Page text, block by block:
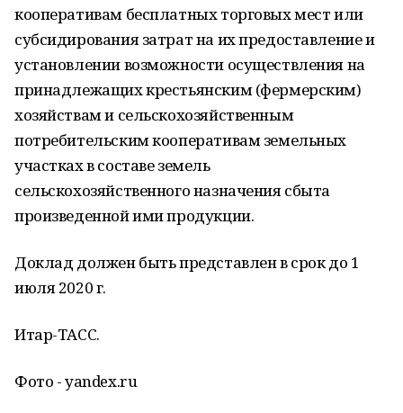
кооперативам бесплатных торговых мест или
субсидирования затрат на их предоставление и
установлении возможности осуществления на
принадлежащих крестьянским (фермерским)
хозяйствам и сельскохозяйственным
потребительским кооперативам земельных
участках в составе земель
сельскохозяйственного назначения сбыта
произведенной ими продукции.
Доклад должен быть представлен в срок до 1
июля 2020 г.
Итар-ТАСС.
Фото - уandex.ru